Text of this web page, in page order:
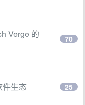
Verge 的
70
件生态 25